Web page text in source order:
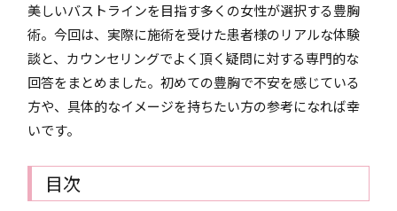
美しいバストラインを目指す多くの女性が選択する豊胸
術。今回は、実際に施術を受けた患者様のリアルな体験
談と、カウンセリングでよく頂く疑問に対する専門的な
回答をまとめました。初めての豊胸で不安を感じている
方や、具体的なイメージを持ちたい方の参考になれば幸
いです。
目次